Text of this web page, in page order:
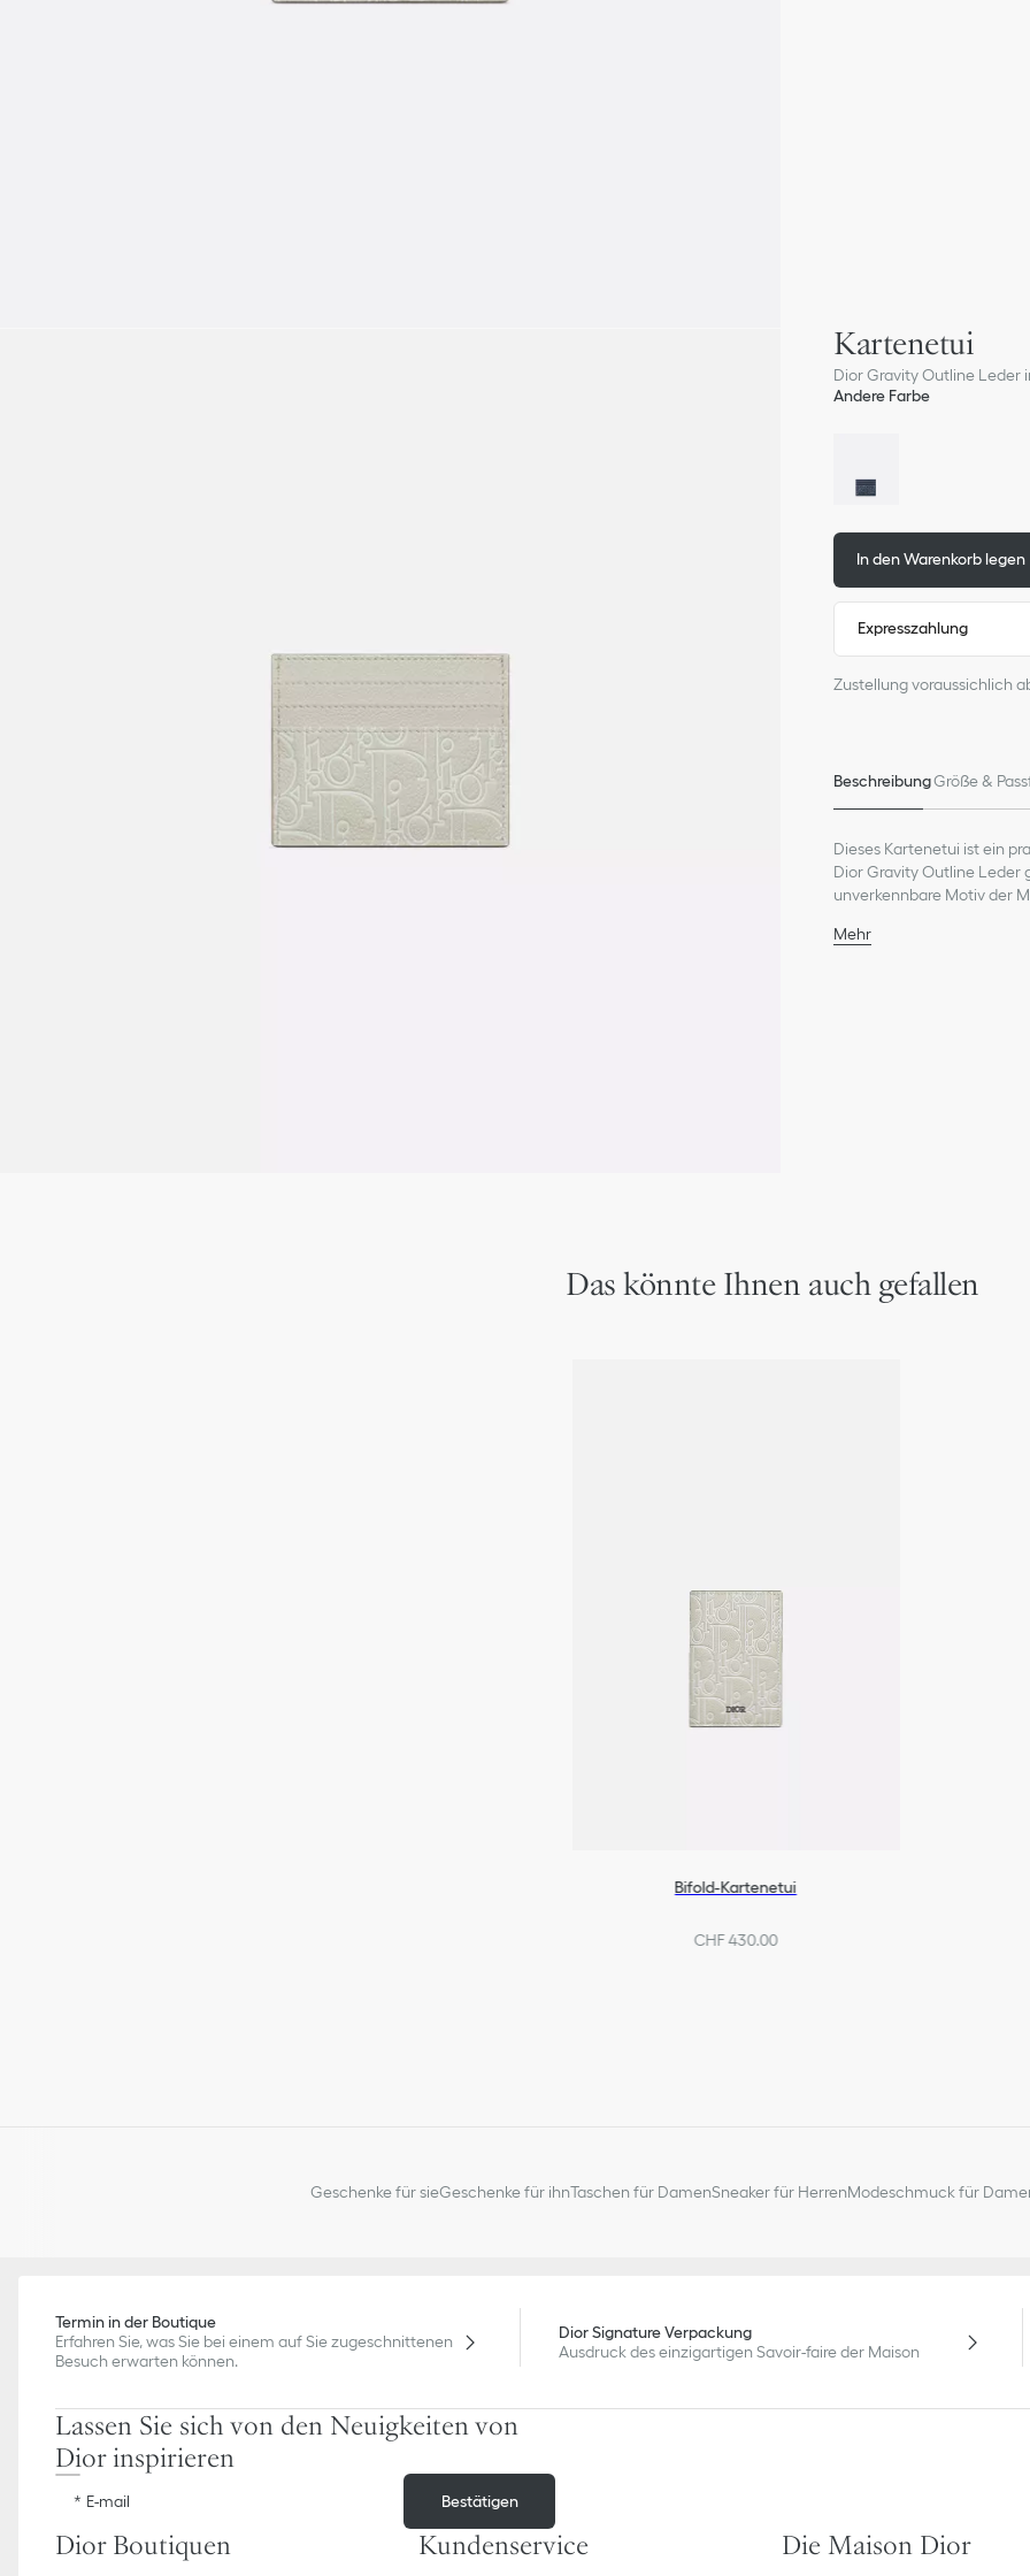
Kartenetui
Dior Gravity Outline Leder
Andere Farbe
In den Warenkorb legen
Expresszahlung
Zustellung voraussichlich
BeschreibungGröße &
Dieses Kartenetui ist ein
Dior Gravity Outline Leder
unverkennbare Motiv der
Kartenfächer auf beiden
Mehr
Das könnte Ihnen auch gefallen
Bifold-Kartenetui
CHF 430.00
Geschenke für sieGeschenke für ihnTaschen für DamenSneaker für HerrenModeschmuck für
Termin in der Boutique
Erfahren Sie, was Sie bei einem auf Sie zugeschnittenen
Besuch erwarten können.
Dior Signature Verpackung
Ausdruck des einzigartigen Savoir-faire der Maison
Lassen Sie sich von den Neuigkeiten von
Dior inspirieren
E-mail Bestätigen
Dior Boutiquen Kundenservice Die Maison Dior